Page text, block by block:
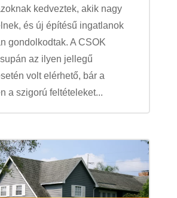
kedveztek, akik nagy
és új építésű ingatlanok
gondolkodtak. A CSOK
az ilyen jellegű
volt elérhető, bár a
a szigorú feltételeket...